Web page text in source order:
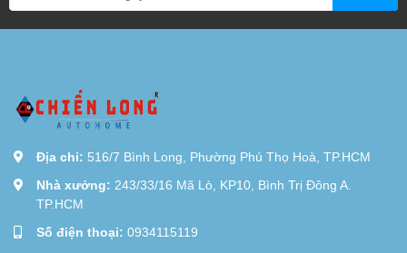
Địa chỉ: 516/7 Bình Long, Phường Phú Thọ Hoà, TP.HCM
Nhà xưởng: 243/33/16 Mã Lò, KP10, Bình Trị Đông A.
TP.HCM
Số điện thoại: 0934115119